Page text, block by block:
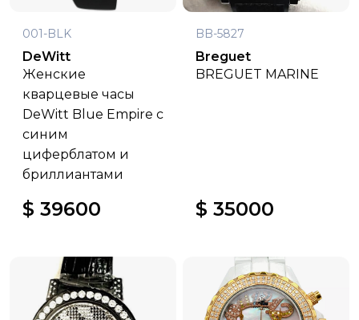
001-BLK
DeWitt
Женские
кварцевые часы
DeWitt Blue Empire с
синим
циферблатом и
бриллиантами
$ 39600
BB-5827
Breguet
BREGUET MARINE
$ 35000